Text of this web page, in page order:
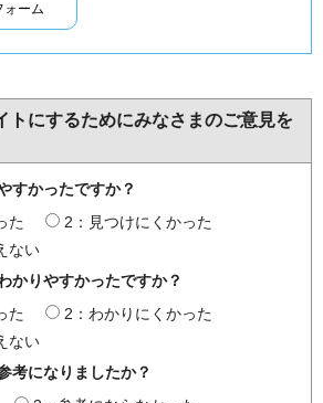
トにするためにみなさまのご意見を
すかったですか？
た
2：見つけにくかった
ない
かりやすかったですか？
た
2：わかりにくかった
ない
考になりましたか？